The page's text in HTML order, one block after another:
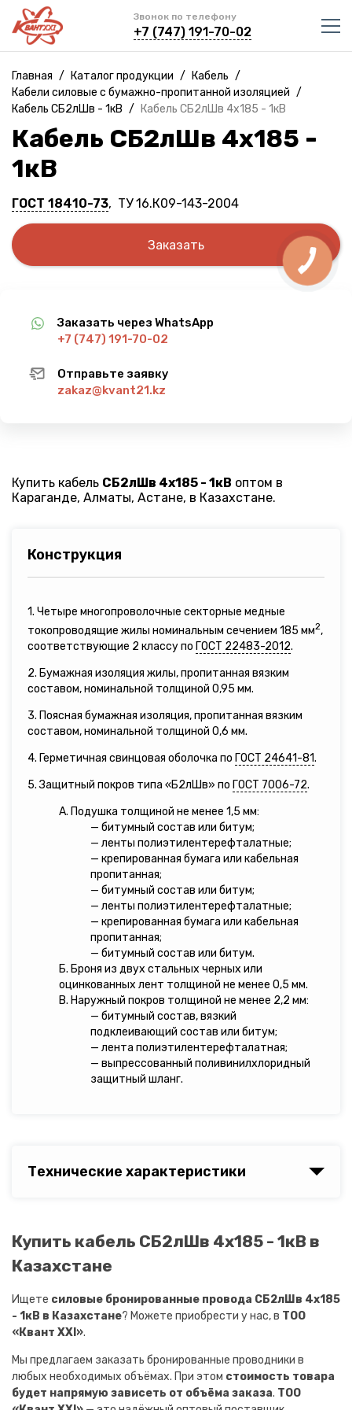
Звонок по телефону
+7 (747) 191-70-02
Главная / Каталог продукции / Кабель /
Кабели силовые с бумажно-пропитанной изоляцией /
Кабель СБ2лШв - 1кВ / Кабель СБ2лШв 4х185 - 1кВ
Кабель СБ2лШв 4х185 -
1кВ
ГОСТ 18410-73, ТУ 16.К09-143-2004
Заказать
Заказать через WhatsApp
+7 (747) 191-70-02
Отправьте заявку
zakaz@kvant21.kz
Купить кабель СБ2лШв 4х185 - 1кВ оптом в
Караганде, Алматы, Астане, в Казахстане.
Конструкция
1. Четыре многопроволочные секторные медные
токопроводящие жилы номинальным сечением 185 мм2,
соответствующие 2 классу по ГОСТ 22483-2012.
2. Бумажная изоляция жилы, пропитанная вязким
составом, номинальной толщиной 0,95 мм.
3. Поясная бумажная изоляция, пропитанная вязким
составом, номинальной толщиной 0,6 мм.
4. Герметичная свинцовая оболочка по ГОСТ 24641-81.
5. Защитный покров типа «Б2лШв» по ГОСТ 7006-72.
А. Подушка толщиной не менее 1,5 мм:
— битумный состав или битум;
— ленты полиэтилентерефталатные;
— крепированная бумага или кабельная
пропитанная;
— битумный состав или битум;
— ленты полиэтилентерефталатные;
— крепированная бумага или кабельная
пропитанная;
— битумный состав или битум.
Б. Броня из двух стальных черных или
оцинкованных лент толщиной не менее 0,5 мм.
В. Наружный покров толщиной не менее 2,2 мм:
— битумный состав, вязкий
подклеивающий состав или битум;
— лента полиэтилентерефталатная;
— выпрессованный поливинилхлоридный
защитный шланг.
Технические характеристики
Купить кабель СБ2лШв 4х185 - 1кВ в
Казахстане
Ищете силовые бронированные провода СБ2лШв 4х185
- 1кВ в Казахстане? Можете приобрести у нас, в ТОО
«Квант XXI».
Мы предлагаем заказать бронированные проводники в
любых необходимых объёмах. При этом стоимость товара
будет напрямую зависеть от объёма заказа. ТОО